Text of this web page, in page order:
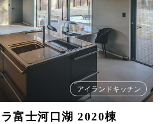
アイランドキッチン
富士河口湖 2020棟